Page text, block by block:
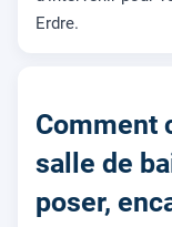
Erdre.
Comment
salle de
poser,